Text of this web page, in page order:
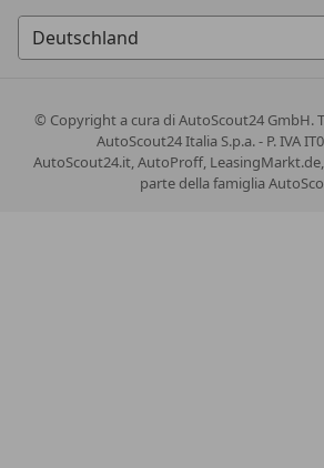
© Copyrighta cura di AutoScout24 GmbH.
AutoScout24 Italia S.p.a. - P. IVA
AutoScout24.it, AutoProff,
parte della famiglia